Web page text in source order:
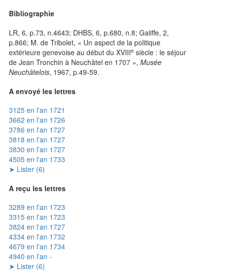
Bibliographie
LR, 6, p.73, n.4643; DHBS, 6, p.680, n.8; Galiffe, 2,
p.866; M. de Tribolet, « Un aspect de la politique
extérieure genevoise au début du XVIIIe siècle : le séjour
de Jean Tronchin à Neuchâtel en 1707 », Musée
Neuchâtelois, 1967, p.49-59.
A envoyé les lettres
3125 en l'an 1721
3662 en l'an 1726
3786 en l'an 1727
3818 en l'an 1727
3830 en l'an 1727
4505 en l'an 1733
➤ Lister (6)
A reçu les lettres
3289 en l'an 1723
3315 en l'an 1723
3824 en l'an 1727
4334 en l'an 1732
4679 en l'an 1734
4940 en l'an -
➤ Lister (6)